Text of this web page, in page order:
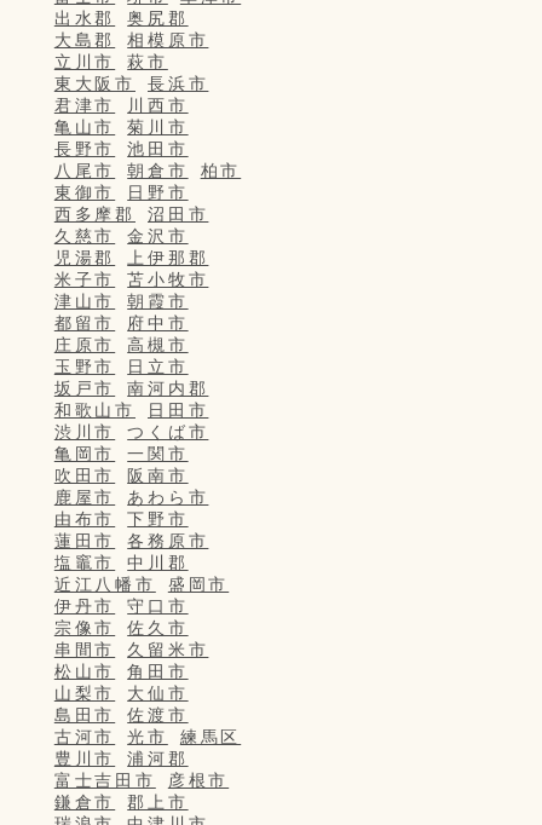
出水郡
奥尻郡
大島郡
相模原市
立川市
萩市
東大阪市
長浜市
君津市
川西市
亀山市
菊川市
長野市
池田市
八尾市
朝倉市
柏市
東御市
日野市
西多摩郡
沼田市
久慈市
金沢市
児湯郡
上伊那郡
米子市
苫小牧市
津山市
朝霞市
都留市
府中市
庄原市
高槻市
玉野市
日立市
坂戸市
南河内郡
和歌山市
日田市
渋川市
つくば市
亀岡市
一関市
吹田市
阪南市
鹿屋市
あわら市
由布市
下野市
蓮田市
各務原市
塩竈市
中川郡
近江八幡市
盛岡市
伊丹市
守口市
宗像市
佐久市
串間市
久留米市
松山市
角田市
山梨市
大仙市
島田市
佐渡市
古河市
光市
練馬区
豊川市
浦河郡
富士吉田市
彦根市
鎌倉市
郡上市